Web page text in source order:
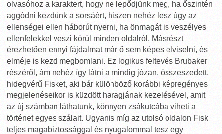
olvasóhoz a karaktert, hogy ne lepődjünk meg, ha őszintén
aggódni kezdünk a sorsáért, hiszen nehéz lesz úgy az
ellenségei ellen háborút nyerni, ha önmagát is veszélyes
ellenfelekkel veszi körül minden oldalról. Másrészt
érezhetően ennyi fájdalmat már ő sem képes elviselni, és
elméje is kezd megbomlani. Ez logikus feltevés Brubaker
részéről, ám nehéz így látni a mindig józan, összeszedett,
hidegvérű Fisket, aki bár különböző korábbi képregényes
megjelenéseikor is küzdött haragjának kezelésével, amit
az új számban láthatunk, könnyen zsákutcába viheti a
történet egyes szálait. Ugyanis míg az utolsó oldalon Fisk
teljes magabiztossággal és nyugalommal tesz egy